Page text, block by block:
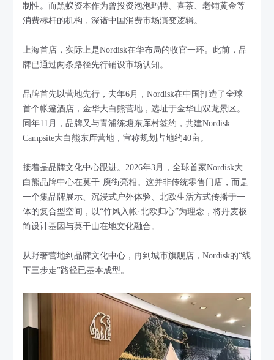
制性。而黑蚁资本作为曾投资泡泡玛特、喜茶、老铺黄金等
消费标杆的机构，深谙中国消费市场演变逻辑。
上海首店，实际上是Nordisk在华布局的收官一环。此前，品
牌已通过两条路径先行铺设市场认知。
品牌首先以营地先行，去年6月，Nordisk在中国打造了全球
首个帐篷酒店，金华大白熊营地，选址于金华山双龙景区。
同年11月，品牌又与青浦练塘东厍村签约，共建Nordisk
Campsite大白熊东厍营地，宣称规划占地约40亩。
接着是品牌文化中心跟进。2026年3月，全球首家Nordisk大
白熊品牌中心在莫干·庾街亮相。这并非传统零售门店，而是
一个集品牌展示、沉浸式户外体验、北欧生活方式传播于一
体的复合型空间，以“竹风入帐·北欧归心”为理念，将丹麦极
简设计基因与莫干山在地文化融合。
从野奢营地到品牌文化中心，再到城市旗舰店，Nordisk的“线
下三步走”路径已基本成型。